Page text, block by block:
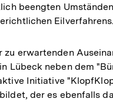
beengten
Eilverfahrens.
zu erwartenden
Lübeck neben dem
Initiative
der es ebenfalls